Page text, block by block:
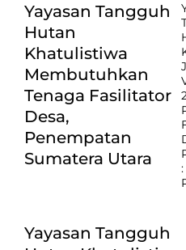
Yayasan Tangguh
Hutan
Khatulistiwa
Membutuhkan
Tenaga Fasilitator
Desa,
Penempatan
Sumatera Utara
:
Yayasan Tangguh